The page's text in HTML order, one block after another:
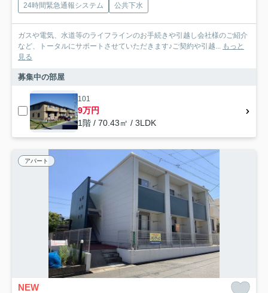
24時間緊急通報システム
公共下水
ガスや電気、水道等のライフラインのお手続きや引越し会社様のご紹介
など、トータルにサポートさせていただきます♪ご契約や引越...
もっと
見る
募集中の部屋
101
9万円
1階 / 70.43㎡ / 3LDK
アパート
NEW